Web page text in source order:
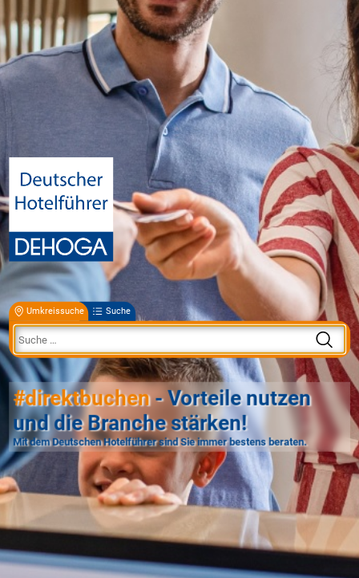
Umkreissuche Suche
#direktbuchen- Vorteile nutzen
und die Branche stärken!
Mit dem Deutschen Hotelführer sind Sie immer bestens beraten.